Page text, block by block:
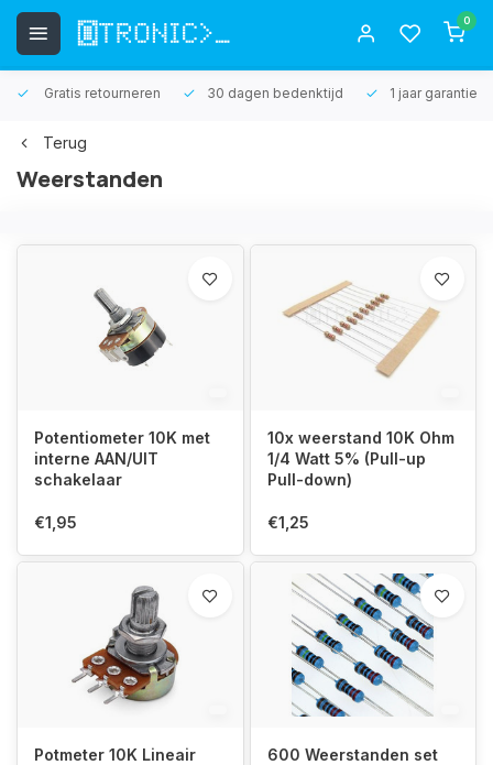
0
Gratis retourneren 30 dagen bedenktijd 1 jaar garantie
Terug
Weerstanden
Potentiometer 10K met
interne AAN/UIT
schakelaar
€1,95
10x weerstand 10K Ohm
1/4 Watt 5% (Pull-up
Pull-down)
€1,25
Potmeter 10K Lineair
600 Weerstanden set